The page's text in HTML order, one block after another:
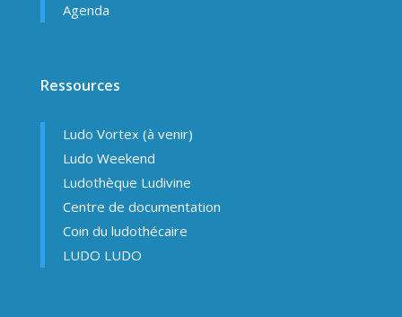
Agenda
Ressources
Ludo Vortex (à venir)
Ludo Weekend
Ludothèque Ludivine
Centre de documentation
Coin du ludothécaire
LUDO LUDO